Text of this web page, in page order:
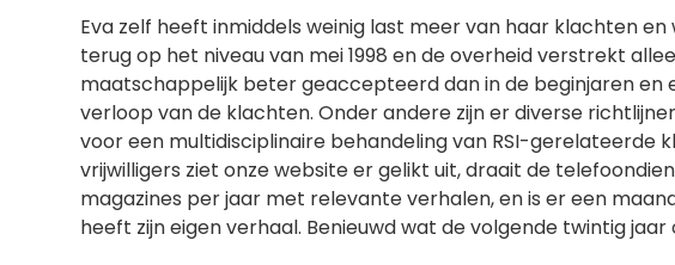
Eva zelf heeft inmiddels weinig last meer van haar klachten
terug op het niveau van mei 1998 en de overheid verstrekt
maatschappelijk beter geaccepteerd dan in de beginjaren en
verloop van de klachten. Onder andere zijn er diverse
voor een multidisciplinaire behandeling van RSI-gerelateerde
vrijwilligers ziet onze website er gelikt uit, draait de
magazines per jaar met relevante verhalen, en is er een
heeft zijn eigen verhaal. Benieuwd wat de volgende twintig